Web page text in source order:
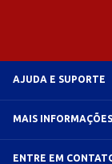
AJUDA E SUPORTE
MAIS INFORMAÇÕES
ENTRE EM